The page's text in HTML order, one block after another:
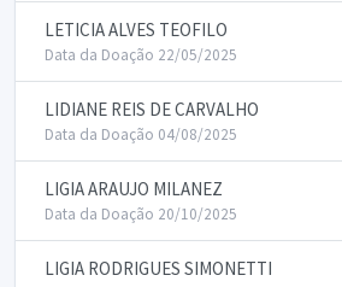
LETICIA ALVES TEOFILO
Data da Doação 22/05/2025
LIDIANE REIS DE CARVALHO
Data da Doação 04/08/2025
LIGIA ARAUJO MILANEZ
Data da Doação 20/10/2025
LIGIA RODRIGUES SIMONETTI